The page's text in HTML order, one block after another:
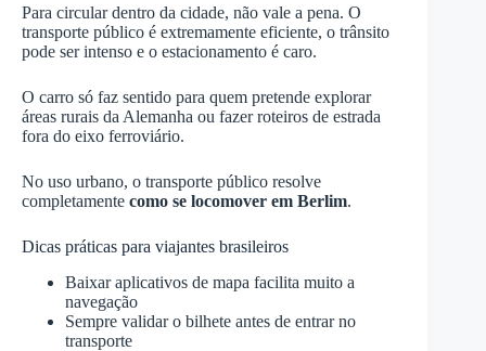
Para circular dentro da cidade, não vale a pena. O
transporte público é extremamente eficiente, o trânsito
pode ser intenso e o estacionamento é caro.
O carro só faz sentido para quem pretende explorar
áreas rurais da Alemanha ou fazer roteiros de estrada
fora do eixo ferroviário.
No uso urbano, o transporte público resolve
completamente como se locomover em Berlim.
Dicas práticas para viajantes brasileiros
Baixar aplicativos de mapa facilita muito a
navegação
Sempre validar o bilhete antes de entrar no
transporte